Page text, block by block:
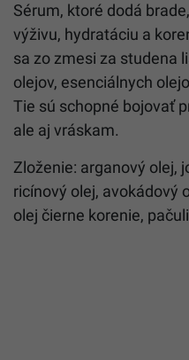
Sérum, ktoré dodá
výživu, hydratáciu a
sa zo zmesi za studena
olejov, esenciálnych
Tie sú schopné bojovať
ale aj vráskam.
Zloženie: arganový olej,
ricínový olej, avokádový
olej čierne korenie,